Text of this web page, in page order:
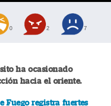
0 2 7
ha ocasionado
hacia el oriente.
Fuego registra fuertes